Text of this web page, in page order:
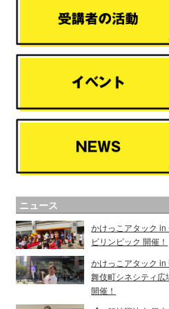
ニュース
かけっこアタック in
ビリンピック 開催！
かけっこアタック in
舞伎町シネシティ広
開催！